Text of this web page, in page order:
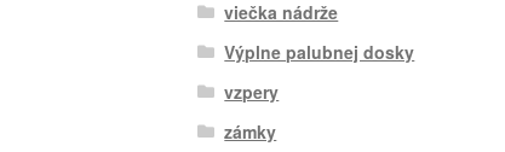
viečka nádrže
Výplne palubnej dosky
vzpery
zámky